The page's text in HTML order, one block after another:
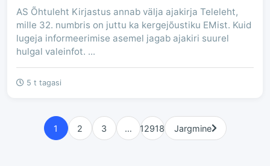
AS Õhtuleht Kirjastus annab välja ajakirja Teleleht,
mille 32. numbris on juttu ka kergejõustiku EMist. Kuid
lugeja informeerimise asemel jagab ajakiri suurel
hulgal valeinfot. ...
5 t tagasi
1 2 3 … 12918 Jargmine